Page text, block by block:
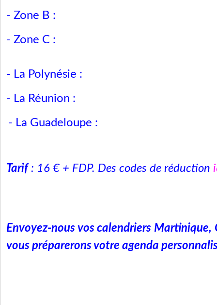
- Zone B :
- Zone C :
- La Polynésie :
- La Réunion :
- La Guadeloupe :
Tarif: 16 € + FDP. Des codes de réduction
Envoyez-nous vos calendriers Martinique,
vous préparerons votre agenda